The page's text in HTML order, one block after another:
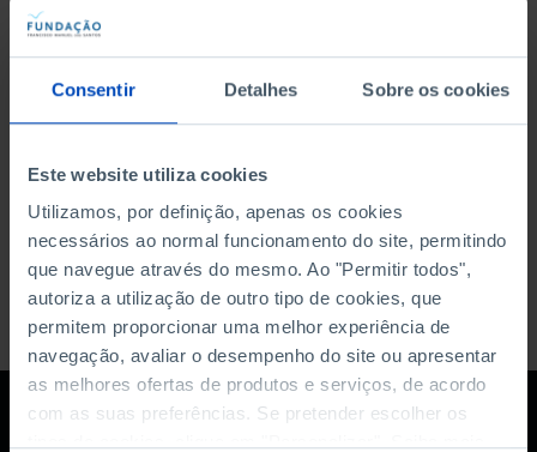
Consentir Detalhes Sobre os cookies
Este website utiliza cookies
Utilizamos, por definição, apenas os cookies
necessários ao normal funcionamento do site, permitindo
que navegue através do mesmo. Ao "Permitir todos",
autoriza a utilização de outro tipo de cookies, que
permitem proporcionar uma melhor experiência de
navegação, avaliar o desempenho do site ou apresentar
as melhores ofertas de produtos e serviços, de acordo
com as suas preferências. Se pretender escolher os
DATA DE INÍCIO
DATA DE FIM